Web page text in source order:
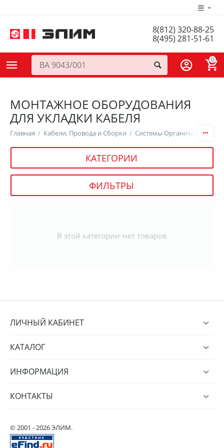
8(812) 320-88-25
8(495) 281-51-61
0
МОНТАЖНОЕ ОБОРУДОВАНИЯ
ДЛЯ УКЛАДКИ КАБЕЛЯ
Главная / Кабели, Провода и Сборки / Системы Организации
КАТЕГОРИИ
ФИЛЬТРЫ
В этой категории нет товаров
ЛИЧНЫЙ КАБИНЕТ
КАТАЛОГ
ИНФОРМАЦИЯ
КОНТАКТЫ
© 2001 - 2026 ЭЛИМ.